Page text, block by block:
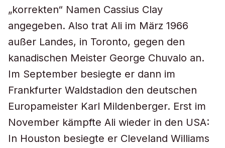
„korrekten“ Namen Cassius Clay
angegeben. Also trat Ali im März 1966
außer Landes, in Toronto, gegen den
kanadischen Meister George Chuvalo an.
Im September besiegte er dann im
Frankfurter Waldstadion den deutschen
Europameister Karl Mildenberger. Erst im
November kämpfte Ali wieder in den USA:
In Houston besiegte er Cleveland Williams